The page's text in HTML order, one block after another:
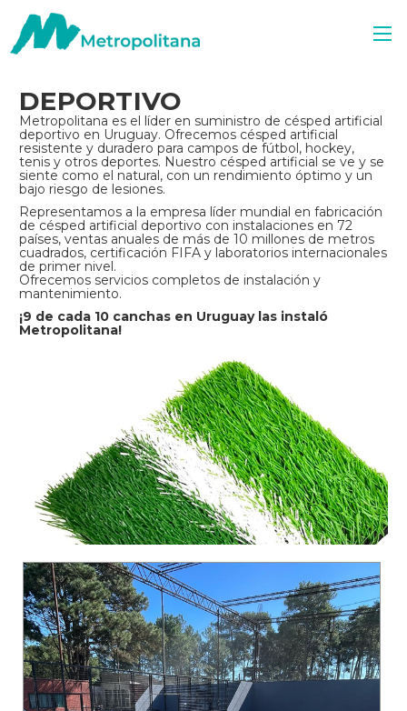
DEPORTIVO
Metropolitana es el líder en suministro de césped artificial
deportivo en Uruguay. Ofrecemos césped artificial
resistente y duradero para campos de fútbol, hockey,
tenis y otros deportes. Nuestro césped artificial se ve y se
siente como el natural, con un rendimiento óptimo y un
bajo riesgo de lesiones.
Representamos a la empresa líder mundial en fabricación
de césped artificial deportivo con instalaciones en 72
países, ventas anuales de más de 10 millones de metros
cuadrados, certificación FIFA y laboratorios internacionales
de primer nivel.
Ofrecemos servicios completos de instalación y
mantenimiento.
¡9 de cada 10 canchas en Uruguay las instaló
Metropolitana!